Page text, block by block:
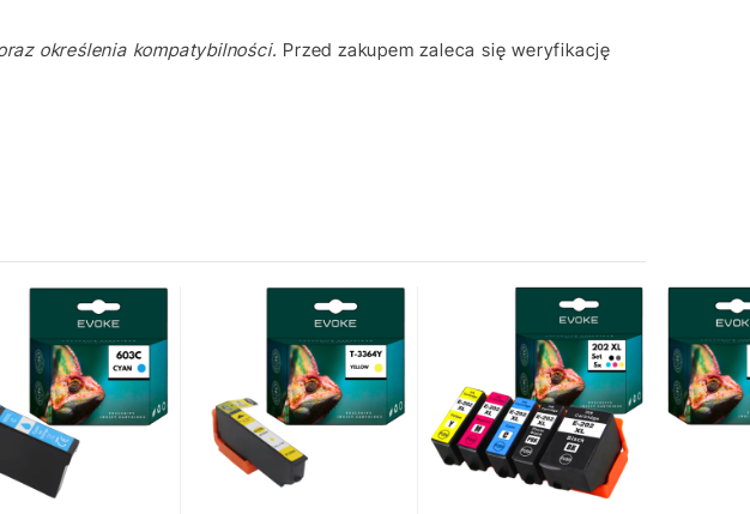
określenia kompatybilności. Przed zakupem zaleca się weryfikację